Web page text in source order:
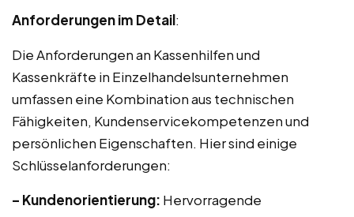
Anforderungen im Detail:
Die Anforderungen an Kassenhilfen und
Kassenkräfte in Einzelhandelsunternehmen
umfassen eine Kombination aus technischen
Fähigkeiten, Kundenservicekompetenzen und
persönlichen Eigenschaften. Hier sind einige
Schlüsselanforderungen:
– Kundenorientierung: Hervorragende